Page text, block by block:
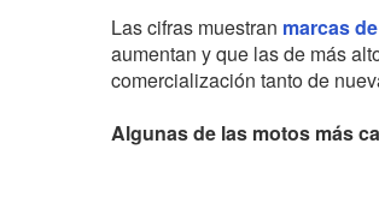
Las cifras muestran marcas
aumentan y que las de más
comercialización tanto de
Algunas de las motos más